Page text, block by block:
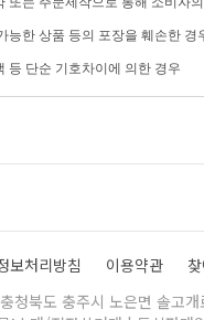
능한 상품 등의 포장을 훼손한 경
등 단순 기호차이에 의한 경우
보처리방침 이용약관
청북도 충주시 노은면 솔고